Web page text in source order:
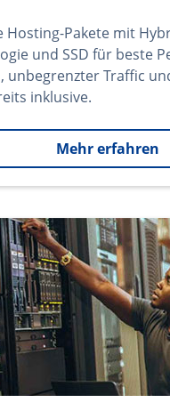
Hosting-Pakete mit
und SSD für beste
unbegrenzter Traffic
inklusive.
Mehr erfahren